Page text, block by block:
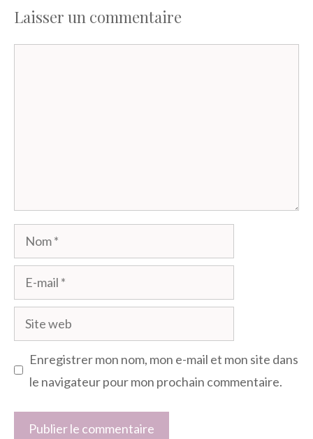
Laisser un commentaire
Nom
mail
Site
web
Enregistrer mon nom, mon e-mail et mon site dans
le navigateur pour mon prochain commentaire.